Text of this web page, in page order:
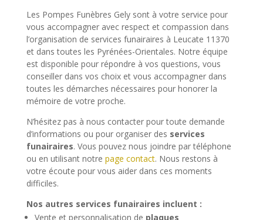
Les Pompes Funèbres Gely sont à votre service pour
vous accompagner avec respect et compassion dans
l’organisation de services funairaires à Leucate 11370
et dans toutes les Pyrénées-Orientales. Notre équipe
est disponible pour répondre à vos questions, vous
conseiller dans vos choix et vous accompagner dans
toutes les démarches nécessaires pour honorer la
mémoire de votre proche.
N’hésitez pas à nous contacter pour toute demande
d’informations ou pour organiser des services
funairaires. Vous pouvez nous joindre par téléphone
ou en utilisant notre page contact. Nous restons à
votre écoute pour vous aider dans ces moments
difficiles.
Nos autres services funairaires incluent :
Vente et personnalisation de plaques